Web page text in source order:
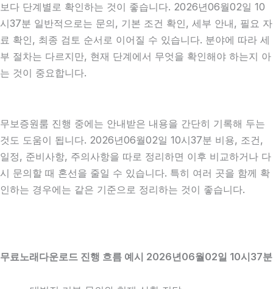
보다 단계별로 확인하는 것이 좋습니다. 2026년06월02일 10
시37분 일반적으로는 문의, 기본 조건 확인, 세부 안내, 필요 자
료 확인, 최종 검토 순서로 이어질 수 있습니다. 분야에 따라 세
부 절차는 다르지만, 현재 단계에서 무엇을 확인해야 하는지 아
는 것이 중요합니다.
무보증원룸 진행 중에는 안내받은 내용을 간단히 기록해 두는
것도 도움이 됩니다. 2026년06월02일 10시37분 비용, 조건,
일정, 준비사항, 주의사항을 따로 정리하면 이후 비교하거나 다
시 문의할 때 혼선을 줄일 수 있습니다. 특히 여러 곳을 함께 확
인하는 경우에는 같은 기준으로 정리하는 것이 좋습니다.
무료노래다운로드 진행 흐름 예시 2026년06월02일 10시37분